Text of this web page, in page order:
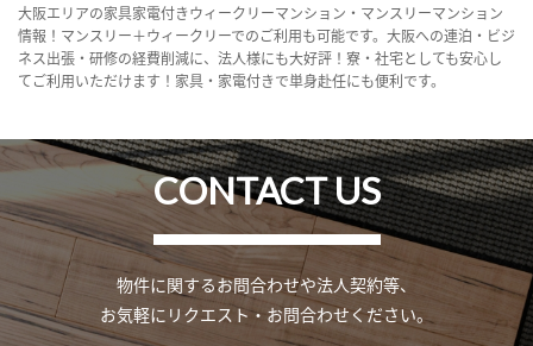
大阪エリアの家具家電付きウィークリーマンション・マンスリーマンション
情報！マンスリー＋ウィークリーでのご利用も可能です。大阪への連泊・ビジ
ネス出張・研修の経費削減に、法人様にも大好評！寮・社宅としても安心し
てご利用いただけます！家具・家電付きで単身赴任にも便利です。
CONTACT US
物件に関するお問合わせや法人契約等、
お気軽にリクエスト・お問合わせください。